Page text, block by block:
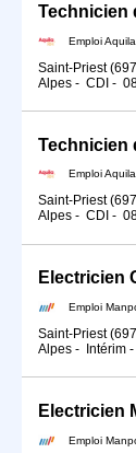
Technicien
Emploi
Saint-Priest
Alpes - CDI -
Technicien
Emploi
Saint-Priest
Alpes - CDI -
Emploi
Saint-Priest
Alpes - Intérim -
Electricien
Emploi